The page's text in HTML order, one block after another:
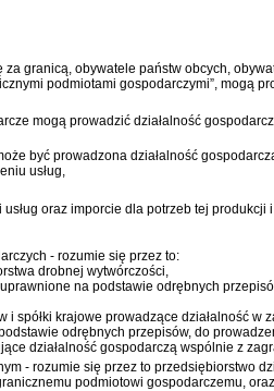
granicą, obywatele państw obcych,
podmiotami gospodarczymi”, mogą
mogą prowadzić działalność
być prowadzona działalność
usług,
oraz imporcie dla potrzeb tej produkcji i
- rozumie się przez to:
drobnej wytwórczości,
na podstawie odrębnych
i spółki krajowe prowadzące działalność w
odrębnych przepisów, do
działalność gospodarczą wspólnie z
- rozumie się przez to przedsiębiorstwo
podmiotowi gospodarczemu,